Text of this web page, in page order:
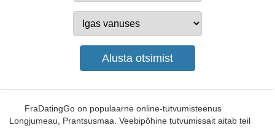
FraDatingGo on populaarne online-tutvumisteenus
Longjumeau, Prantsusmaa. Veebipõhine tutvumissait aitab teil